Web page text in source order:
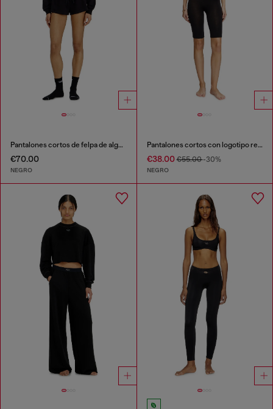
Pantalones cortos de felpa de algodón con logo de Diesel
€70.00
NEGRO
Pantalones cortos con logotipo recortado
€38.00€55.00-30%
NEGRO